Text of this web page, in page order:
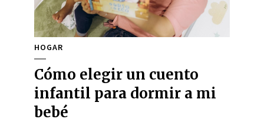
HOGAR
Cómo elegir un cuento
infantil para dormir a mi
bebé